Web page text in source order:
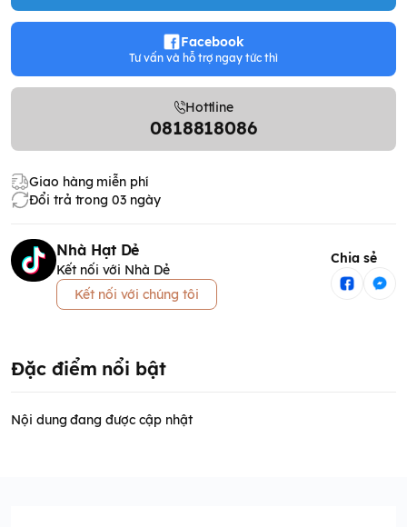
Facebook
Tư vấn và hỗ trợ ngay tức thì
Hottline
0818818086
Giao hàng miễn phí
Đổi trả trong 03 ngày
Nhà Hạt Dẻ
Kết nối với Nhà Dẻ
Kết nối với chúng tôi
Chia sẻ
Đặc điểm nổi bật
Nội dung đang được cập nhật